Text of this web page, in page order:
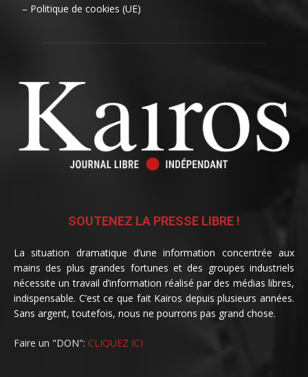
– Politique de cookies (UE)
SOUTENEZ LA PRESSE LIBRE !
La situation dramatique d’une information concentrée aux
mains des plus grandes fortunes et des groupes industriels
nécessite un travail d’information réalisé par des médias libres,
indispensable. C’est ce que fait Kairos depuis plusieurs années.
Sans argent, toutefois, nous ne pourrons pas grand chose.
Faire un "DON": CLIQUEZ ICI